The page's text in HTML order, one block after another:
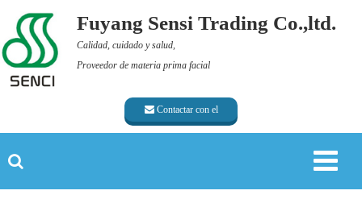
Fuyang Sensi Trading Co.,ltd.
Calidad, cuidado y salud,
Proveedor de materia prima facial
Contactar con el
proveedor